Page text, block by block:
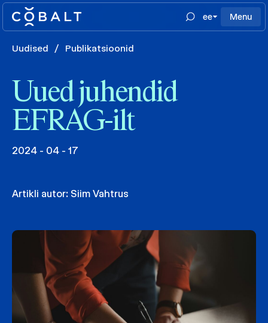
ee Menu
Uudised / Publikatsioonid
Uued juhendid
EFRAG-ilt
2024 - 04 - 17
Artikli autor: Siim Vahtrus